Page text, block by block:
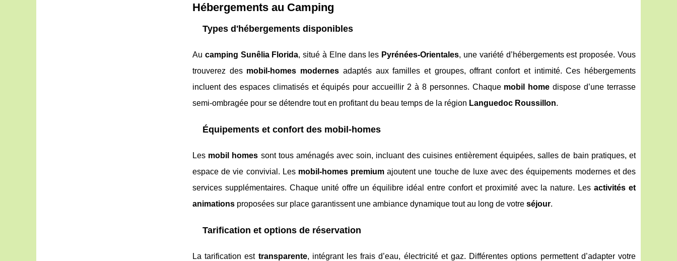
Hébergements au Camping
Types d'hébergements disponibles
Au camping Sunêlia Florida, situé à Elne dans les Pyrénées-Orientales, une variété d’hébergements est proposée. Vous
trouverez des mobil-homes modernes adaptés aux familles et groupes, offrant confort et intimité. Ces hébergements
incluent des espaces climatisés et équipés pour accueillir 2 à 8 personnes. Chaque mobil home dispose d’une terrasse
semi-ombragée pour se détendre tout en profitant du beau temps de la région Languedoc Roussillon.
Équipements et confort des mobil-homes
Les mobil homes sont tous aménagés avec soin, incluant des cuisines entièrement équipées, salles de bain pratiques, et
espace de vie convivial. Les mobil-homes premium ajoutent une touche de luxe avec des équipements modernes et des
services supplémentaires. Chaque unité offre un équilibre idéal entre confort et proximité avec la nature. Lesactivités et
animations proposées sur place garantissent une ambiance dynamique tout au long de votre séjour.
Tarification et options de réservation
La tarification est transparente, intégrant les frais d’eau, électricité et gaz. Différentes options permettent d’adapter votre